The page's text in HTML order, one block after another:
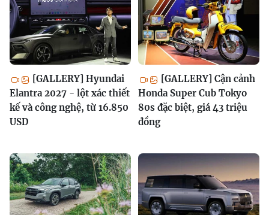
[GALLERY] Hyundai
Elantra 2027 - lột xác thiết
kế và công nghệ, từ 16.850
USD
[GALLERY] Cận cảnh
Honda Super Cub Tokyo
80s đặc biệt, giá 43 triệu
đồng